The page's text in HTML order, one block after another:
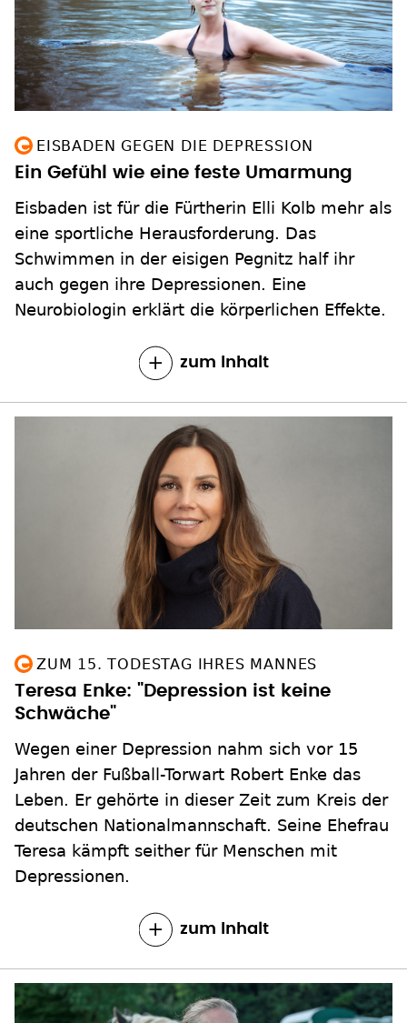
EISBADEN GEGEN DIE DEPRESSION
Ein Gefühl wie eine feste Umarmung
Eisbaden ist für die Fürtherin Elli Kolb mehr als
eine sportliche Herausforderung. Das
Schwimmen in der eisigen Pegnitz half ihr
auch gegen ihre Depressionen. Eine
Neurobiologin erklärt die körperlichen Effekte.
zum Inhalt
ZUM 15. TODESTAG IHRES MANNES
Teresa Enke: "Depression ist keine
Schwäche"
Wegen einer Depression nahm sich vor 15
Jahren der Fußball-Torwart Robert Enke das
Leben. Er gehörte in dieser Zeit zum Kreis der
deutschen Nationalmannschaft. Seine Ehefrau
Teresa kämpft seither für Menschen mit
Depressionen.
zum Inhalt